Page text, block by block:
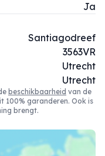
Ja
Santiagodreef
3563VR
Utrecht
Utrecht
beschikbaarheid van de
100% garanderen. Ook is
brengt.